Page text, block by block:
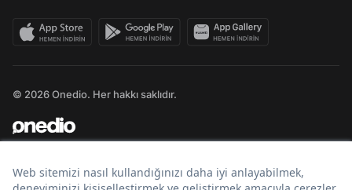
© 2026 Onedio. Her hakkı saklıdır.
Bir markasıdır.